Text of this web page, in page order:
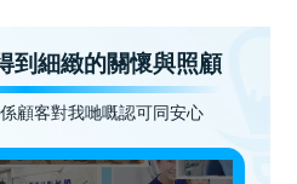
到細緻的關懷與照顧
顧客對我哋嘅認可同安心